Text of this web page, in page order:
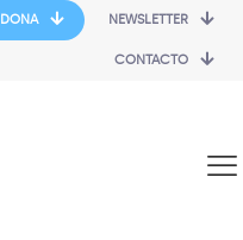
DONA NEWSLETTER
CONTACTO